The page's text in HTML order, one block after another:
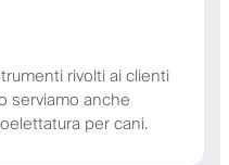
rivolti ai clienti
serviamo anche
per cani.